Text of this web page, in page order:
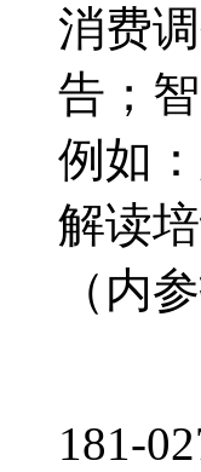
消费
告；
例如
解读
（内
181-